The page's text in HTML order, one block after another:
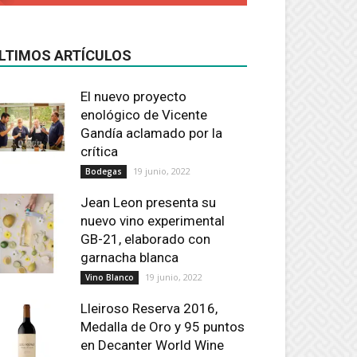
ARTÍCULOS
El nuevo proyecto
enológico de Vicente
Gandía aclamado por la
crítica
Bodegas 19 junio, 2022
Jean Leon presenta su
nuevo vino experimental
GB-21, elaborado con
garnacha blanca
Vino Blanco 19 junio, 2022
Lleiroso Reserva 2016,
Medalla de Oro y 95 puntos
en Decanter World Wine